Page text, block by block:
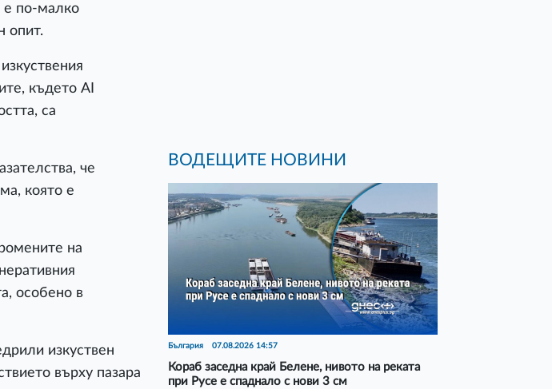
е по-малко
опит.
където AI
са
че
която е
на
особено в
изкуствен
върху пазара
ВОДЕЩИТЕ НОВИНИ
България 07.08.2026 14:57
Кораб заседна край Белене, нивото на реката
при Русе е спаднало с нови 3 см